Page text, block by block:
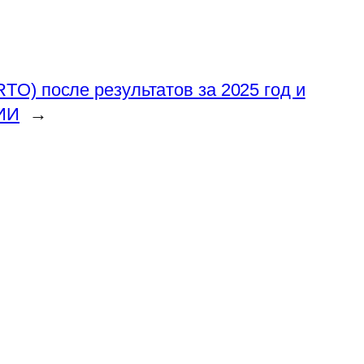
после результатов за 2025 год и
→